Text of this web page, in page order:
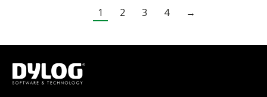
1 2 3 4 →